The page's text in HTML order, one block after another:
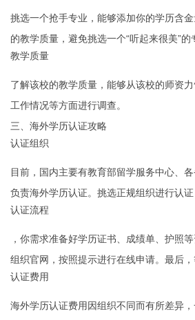
挑选一个抢手专业，能够添加你的学历含
的教学质量，避免挑选一个“听起来很美”的
教学质量
了解该校的教学质量，能够从该校的师资
工作情况等方面进行调查。
三、海外学历认证攻略
认证组织
目前，国内主要有教育部留学服务中心、
负责海外学历认证。挑选正规组织进行认证
认证流程
，你需求准备好学历证书、成绩单、护照
组织官网，按照提示进行在线申请。最后，
认证费用
海外学历认证费用因组织不同而有所差异